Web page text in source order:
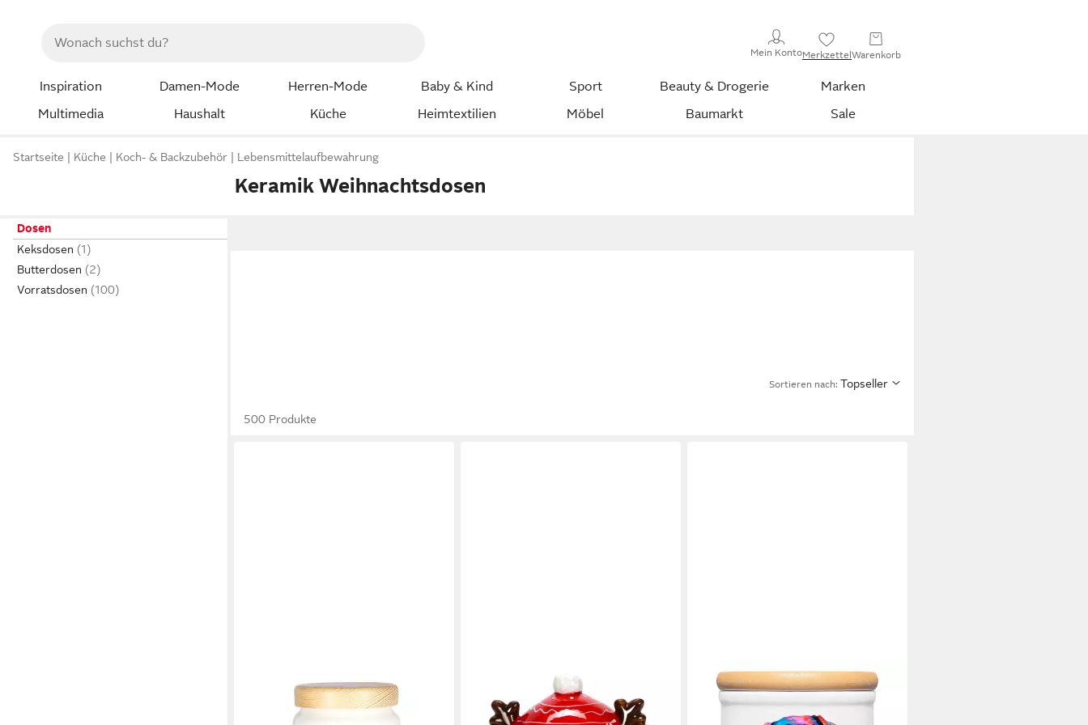
Mein KontoMerkzettelWarenkorb
Inspiration Damen-Mode Herren-Mode Baby & Kind Sport Beauty & Drogerie
Marken
Multimedia
Haushalt Küche Heimtextilien Möbel Baumarkt Sale
Startseite Küche Koch- & Backzubehör Lebensmittelaufbewahrung
Keramik Weihnachtsdosen
Dosen
Keksdosen
Butterdosen
Vorratsdosen
Sortieren nach: Topseller
500 Produkte
HERZ & HEIM
Keksdose mit lustigem Aufdruck -
Vorratsdose für Kekse & Gebäck,
Vorratsdose Weihnachtliche
Vorratsdose Elch Rudolf Rotnase,
CADOURI
Vorratsdose KURZHAARDACKEL -
Leckerlidose Hund - für Hundekekse,